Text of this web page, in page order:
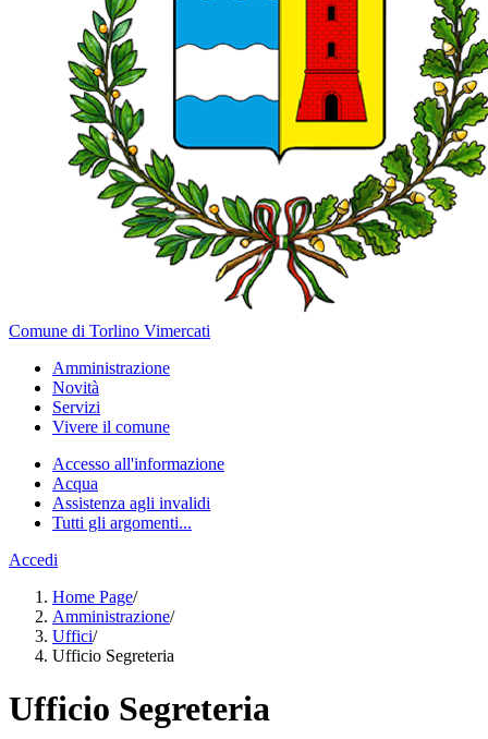
Comune di Torlino Vimercati
Amministrazione
Novità
Servizi
Vivere il comune
Accesso all'informazione
Acqua
Assistenza agli invalidi
Tutti gli argomenti...
Accedi
Home Page/
Amministrazione/
Uffici/
Ufficio Segreteria
Ufficio Segreteria